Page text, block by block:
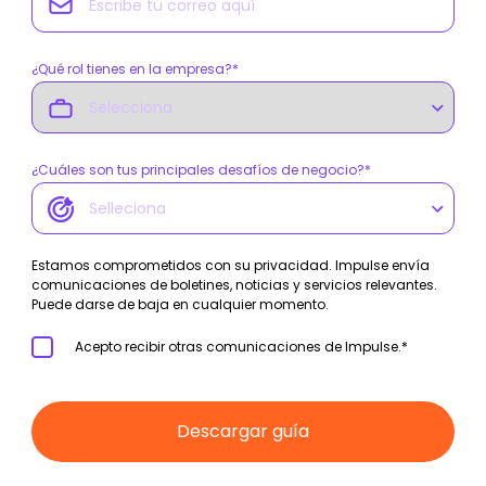
¿Qué rol tienes en la empresa?*
¿Cuáles son tus principales desafíos de negocio?*
Estamos comprometidos con su privacidad. Impulse envía
comunicaciones de boletines, noticias y servicios relevantes.
Puede darse de baja en cualquier momento.
Acepto recibir otras comunicaciones de Impulse.*